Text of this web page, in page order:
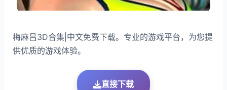
梅麻吕3D合集|中文免费下载。专业的游戏平台，为您提
供优质的游戏体验。
直接下载